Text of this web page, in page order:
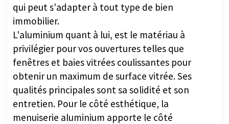
qui peut s'adapter à tout type de bien
immobilier.
L'aluminium quant à lui, est le matériau à
privilégier pour vos ouvertures telles que
fenêtres et baies vitrées coulissantes pour
obtenir un maximum de surface vitrée. Ses
qualités principales sont sa solidité et son
entretien. Pour le côté esthétique, la
menuiserie aluminium apporte le côté